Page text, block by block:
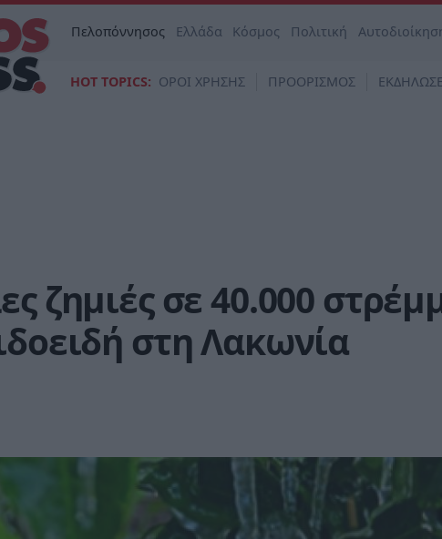
Πελοπόννησος Ελλάδα Κόσμος Πολιτική
HOT TOPICS: ΟΡΟΙ ΧΡΗΣΗΣ ΠΡΟΟΡΙΣΜΟΣ
ζημιές σε 40.000
στη Λακωνία